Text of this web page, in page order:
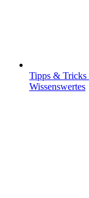
Tipps & Tricks
Wissenswertes